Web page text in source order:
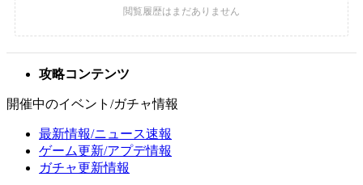
攻略コンテンツ
開催中のイベント/ガチャ情報
最新情報/ニュース速報
ゲーム更新/アプデ情報
ガチャ更新情報